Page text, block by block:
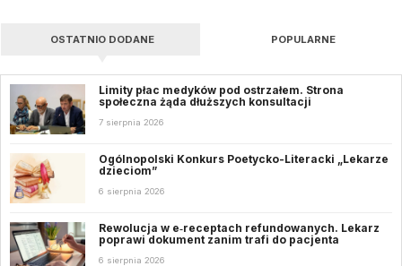
OSTATNIO DODANE POPULARNE
Limity płac medyków pod ostrzałem. Strona
społeczna żąda dłuższych konsultacji
7 sierpnia 2026
Ogólnopolski Konkurs Poetycko-Literacki „Lekarze
dzieciom”
6 sierpnia 2026
Rewolucja w e‑receptach refundowanych. Lekarz
poprawi dokument zanim trafi do pacjenta
6 sierpnia 2026